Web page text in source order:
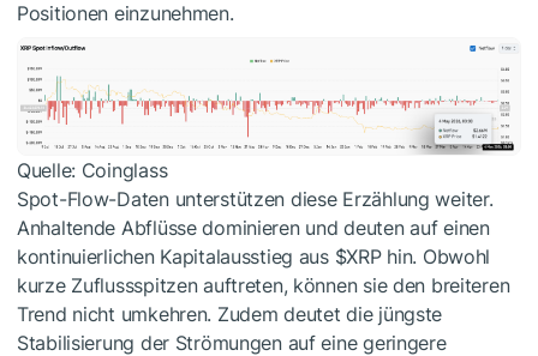
Positionen einzunehmen.
Quelle: Coinglass
Spot-Flow-Daten unterstützen diese Erzählung weiter.
Anhaltende Abflüsse dominieren und deuten auf einen
kontinuierlichen Kapitalausstieg aus $XRPhin. Obwohl
kurze Zuflussspitzen auftreten, können sie den breiteren
Trend nicht umkehren. Zudem deutet die jüngste
Stabilisierung der Strömungen auf eine geringere